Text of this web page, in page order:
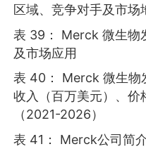
区域、竞争对手及市场
表 39： Merck 微生物
及市场应用
表 40： Merck 微生物
收入（百万美元）、
（2021-2026）
表 41： Merck公司简